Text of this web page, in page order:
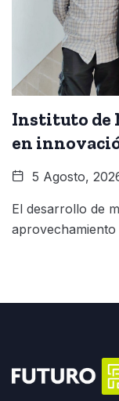
Instituto de
en
5 Agosto,
El desarrollo de